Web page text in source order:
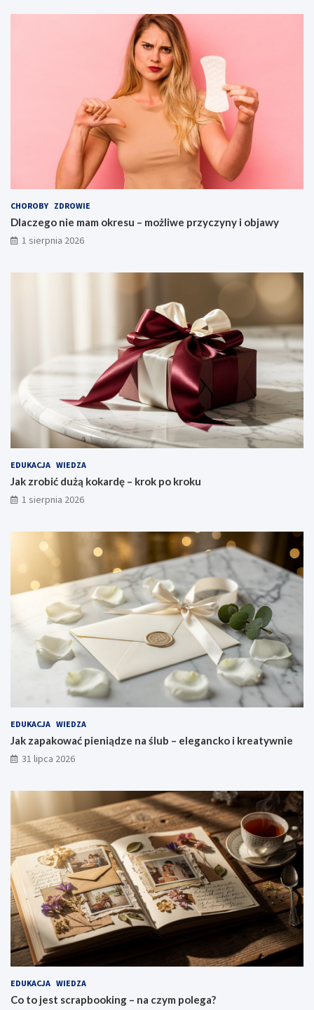
CHOROBY ZDROWIE
Dlaczego nie mam okresu – możliwe przyczyny i objawy
1 sierpnia 2026
EDUKACJA WIEDZA
Jak zrobić dużą kokardę – krok po kroku
1 sierpnia 2026
EDUKACJA WIEDZA
Jak zapakować pieniądze na ślub – elegancko i kreatywnie
31 lipca 2026
EDUKACJA WIEDZA
Co to jest scrapbooking – na czym polega?